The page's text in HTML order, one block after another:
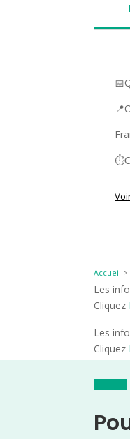
Accueil >
Les
Cliquez
Les
Cliquez